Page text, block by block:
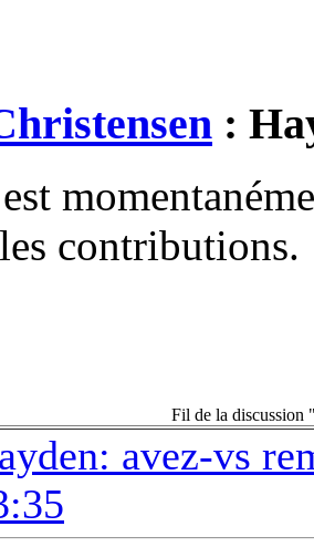
:
contributions.
Fil de la discussion
avez-vs